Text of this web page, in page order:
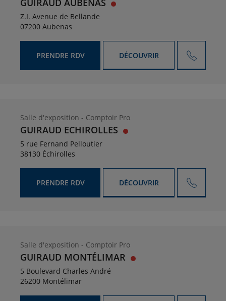
GUIRAUD AUBENAS
Z.I. Avenue de Bellande
07200 Aubenas
DÉCOUVRIR
PRENDRE RDV
Salle d'exposition - Comptoir Pro
GUIRAUD ECHIROLLES
5 rue Fernand Pelloutier
38130 Échirolles
DÉCOUVRIR
PRENDRE RDV
Salle d'exposition - Comptoir Pro
GUIRAUD MONTÉLIMAR
5 Boulevard Charles André
26200 Montélimar